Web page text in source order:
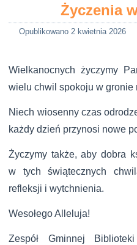
Życzenia
Opublikowano 2 kwietnia 2026
Wielkanocnych życzymy
wielu chwil spokoju w gronie
Niech wiosenny czas
każdy dzień przynosi nowe
Życzymy także, aby dobra
w tych świątecznych
refleksji i wytchnienia.
Wesołego Alleluja!
Zespół Gminnej